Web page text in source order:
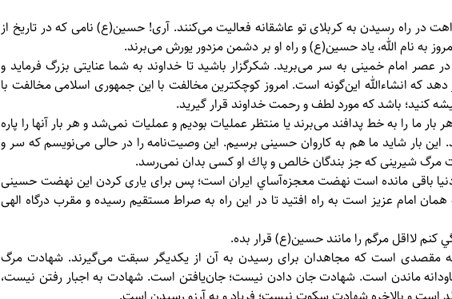
در راه رسيدن به كربلای تو عاشقانه فعاليت می‌كنند. آری! حسين(ع) نامی كه در تاريخ از
به نام الله، ياد حسين(ع) و راه او بر دشمن مزدور يورش می‌برند.
عصر امام خمينی به سر می‌بريد. شكرگزار باشيد تا خداوند به شما عنايتی بزرگ فرمايد و
كه انشاءالله اين‌گونه است. امروز كوچكترين مخالفت با اين جمهوری اسلامی مخالفت با
كنيد؛ باشد كه مورد لطف و رحمت خداوند قرار گيريد.
ما را به خط پدافند می‌برند يا منتظر عمليات بوديم و عمليات نمی‌شد و هر بار آنها را پاره
اين بار شايد ما هم به كاروان حسينی برسيم. اين وصيت‌نامه را در حالی می‌نويسم كه سر و
شيرينی كه جز بندگان خالص و پاك او كسی بدان نمی‌رسد.
دنيا باقی مانده است نهضت معجزه‌آساي ايران است؛ پس برای ياری كردن اين نهضت حسينی
همان امام عزيز است به راه افتيد تا در اين راه به صراط مستقيم رسيده و مقرب درگاه الهی
كنم لااقل مرگم را مانند حسين(ع) قرار بده.
مقصدی است كه مجاهدان برای رسيدن به آن از يكديگر سبقت می‌گيرند. شهادت مرگ
ماندن است. شهادت جان دادن نيست؛ جان‌يافتن است. شهادت به اجبار رفتن نيست،